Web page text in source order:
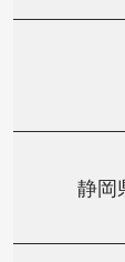
静岡